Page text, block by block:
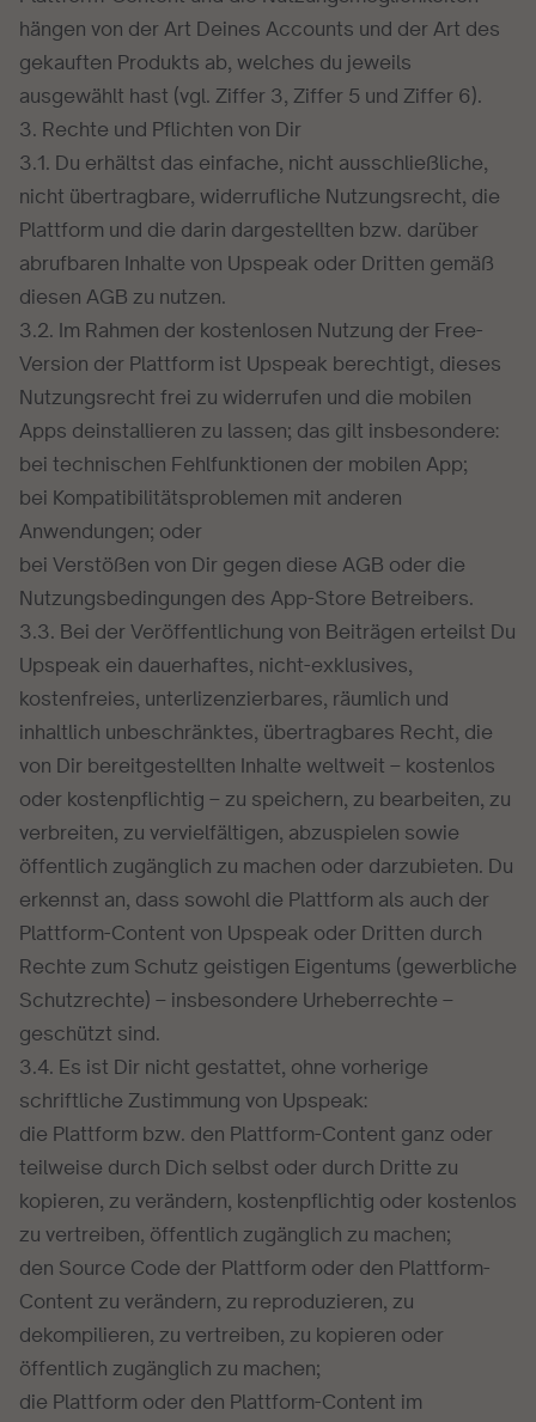
hängen von der Art Deines Accounts und der Art des
gekauften Produkts ab, welches du jeweils
ausgewählt hast (vgl. Ziffer 3, Ziffer 5 und Ziffer 6).
3. Rechte und Pflichten von Dir
3.1. Du erhältst das einfache, nicht ausschließliche,
nicht übertragbare, widerrufliche Nutzungsrecht, die
Plattform und die darin dargestellten bzw. darüber
abrufbaren Inhalte von Upspeak oder Dritten gemäß
diesen AGB zu nutzen.
3.2. Im Rahmen der kostenlosen Nutzung der Free-
Version der Plattform ist Upspeak berechtigt, dieses
Nutzungsrecht frei zu widerrufen und die mobilen
Apps deinstallieren zu lassen; das gilt insbesondere:
bei technischen Fehlfunktionen der mobilen App;
bei Kompatibilitätsproblemen mit anderen
Anwendungen; oder
bei Verstößen von Dir gegen diese AGB oder die
Nutzungsbedingungen des App-Store Betreibers.
3.3. Bei der Veröffentlichung von Beiträgen erteilst Du
Upspeak ein dauerhaftes, nicht-exklusives,
kostenfreies, unterlizenzierbares, räumlich und
inhaltlich unbeschränktes, übertragbares Recht, die
von Dir bereitgestellten Inhalte weltweit – kostenlos
oder kostenpflichtig – zu speichern, zu bearbeiten, zu
verbreiten, zu vervielfältigen, abzuspielen sowie
öffentlich zugänglich zu machen oder darzubieten. Du
erkennst an, dass sowohl die Plattform als auch der
Plattform-Content von Upspeak oder Dritten durch
Rechte zum Schutz geistigen Eigentums (gewerbliche
Schutzrechte) – insbesondere Urheberrechte –
geschützt sind.
3.4. Es ist Dir nicht gestattet, ohne vorherige
schriftliche Zustimmung von Upspeak:
die Plattform bzw. den Plattform-Content ganz oder
teilweise durch Dich selbst oder durch Dritte zu
kopieren, zu verändern, kostenpflichtig oder kostenlos
zu vertreiben, öffentlich zugänglich zu machen;
den Source Code der Plattform oder den Plattform-
Content zu verändern, zu reproduzieren, zu
dekompilieren, zu vertreiben, zu kopieren oder
öffentlich zugänglich zu machen;
die Plattform oder den Plattform-Content im